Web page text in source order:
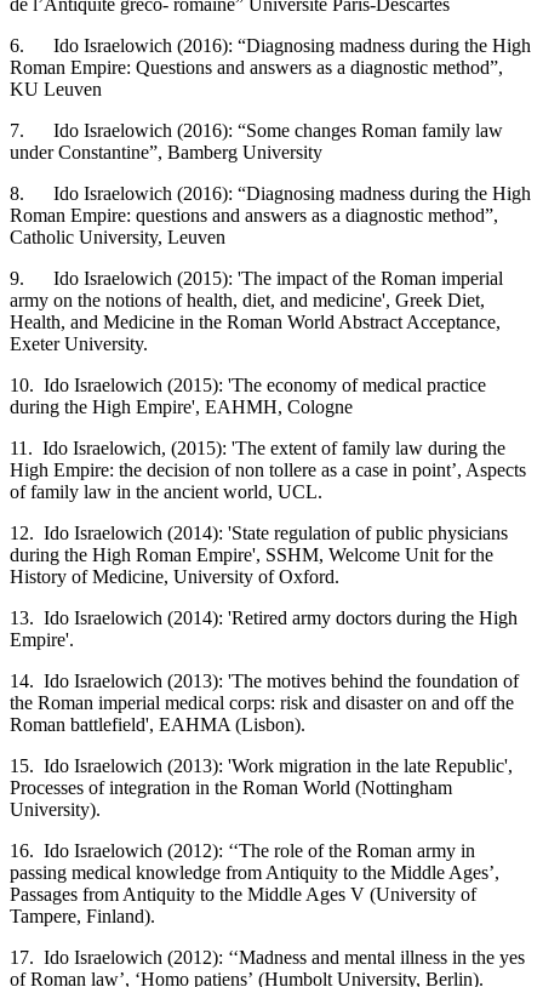
de l’Antiquité gréco- romaine” Université Paris-Descartes
6. Ido Israelowich (2016): “Diagnosing madness during the High
Roman Empire: Questions and answers as a diagnostic method”,
KU Leuven
7. Ido Israelowich (2016): “Some changes Roman family law
under Constantine”, Bamberg University
8. Ido Israelowich (2016): “Diagnosing madness during the High
Roman Empire: questions and answers as a diagnostic method”,
Catholic University, Leuven
9. Ido Israelowich (2015): 'The impact of the Roman imperial
army on the notions of health, diet, and medicine', Greek Diet,
Health, and Medicine in the Roman World Abstract Acceptance,
Exeter University.
10. Ido Israelowich (2015): 'The economy of medical practice
during the High Empire', EAHMH, Cologne
11. Ido Israelowich, (2015): 'The extent of family law during the
High Empire: the decision of non tollere as a case in point’, Aspects
of family law in the ancient world, UCL.
12. Ido Israelowich (2014): 'State regulation of public physicians
during the High Roman Empire', SSHM, Welcome Unit for the
History of Medicine, University of Oxford.
13. Ido Israelowich (2014): 'Retired army doctors during the High
Empire'.
14. Ido Israelowich (2013): 'The motives behind the foundation of
the Roman imperial medical corps: risk and disaster on and off the
Roman battlefield', EAHMA (Lisbon).
15. Ido Israelowich (2013): 'Work migration in the late Republic',
Processes of integration in the Roman World (Nottingham
University).
16. Ido Israelowich (2012): ‘‘The role of the Roman army in
passing medical knowledge from Antiquity to the Middle Ages’,
Passages from Antiquity to the Middle Ages V (University of
Tampere, Finland).
17. Ido Israelowich (2012): ‘‘Madness and mental illness in the yes
of Roman law’, ‘Homo patiens’ (Humbolt University, Berlin).